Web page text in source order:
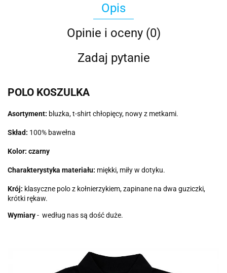
Opis
Opinie i oceny (0)
Zadaj pytanie
POLO KOSZULKA
Asortyment: bluzka, t-shirt chłopięcy, nowy z metkami.
Skład: 100% bawełna
Kolor: czarny
Charakterystyka materiału: miękki, miły w dotyku.
Krój: klasyczne polo z kołnierzykiem, zapinane na dwa guziczki,
krótki rękaw.
Wymiary- według nas są dość duże.